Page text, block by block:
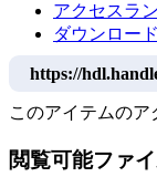
アクセスラ
ダウンロー
https://
このアイテムのア
閲覧可能ファ